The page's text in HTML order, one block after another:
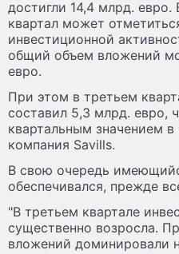
достигли 14,4 млрд.
квартал может
инвестиционной
общий объем вложений
евро.
При этом в третьем
составил 5,3 млрд. евро,
квартальным значением
компания Sаvills.
В свою очередь
обеспечивался, прежде
"В третьем квартале
существенно возросла.
вложений доминировали